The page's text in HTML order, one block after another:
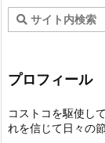
プロフィール
コストコを駆使し
れを信じて日々の